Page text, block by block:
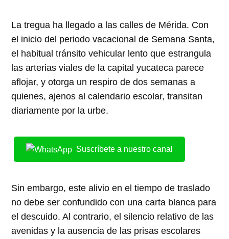
La tregua ha llegado a las calles de Mérida. Con
el inicio del periodo vacacional de Semana Santa,
el habitual tránsito vehicular lento que estrangula
las arterias viales de la capital yucateca parece
aflojar, y otorga un respiro de dos semanas a
quienes, ajenos al calendario escolar, transitan
diariamente por la urbe.
Suscríbete a nuestro canal
Sin embargo, este alivio en el tiempo de traslado
no debe ser confundido con una carta blanca para
el descuido. Al contrario, el silencio relativo de las
avenidas y la ausencia de las prisas escolares